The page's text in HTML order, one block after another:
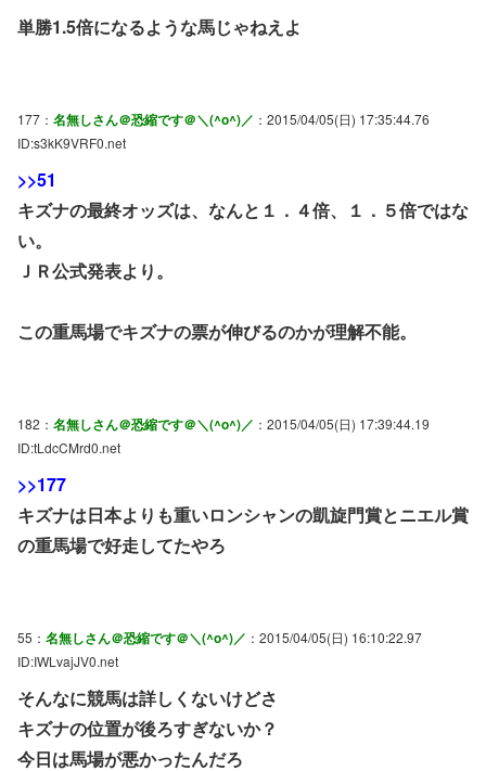
単勝1.5倍になるような馬じゃねえよ
177： 名無しさん＠恐縮です＠＼(^o^)／ ：2015/04/05(日) 17:35:44.76
ID:s3kK9VRF0.net
>>51
キズナの最終オッズは、なんと１．４倍、１．５倍ではな
い。
ＪＲ公式発表より。
この重馬場でキズナの票が伸びるのかが理解不能。
182： 名無しさん＠恐縮です＠＼(^o^)／ ：2015/04/05(日) 17:39:44.19
ID:tLdcCMrd0.net
>>177
キズナは日本よりも重いロンシャンの凱旋門賞とニエル賞
の重馬場で好走してたやろ
55： 名無しさん＠恐縮です＠＼(^o^)／ ：2015/04/05(日) 16:10:22.97
ID:IWLvajJV0.net
そんなに競馬は詳しくないけどさ
キズナの位置が後ろすぎないか？
今日は馬場が悪かったんだろ